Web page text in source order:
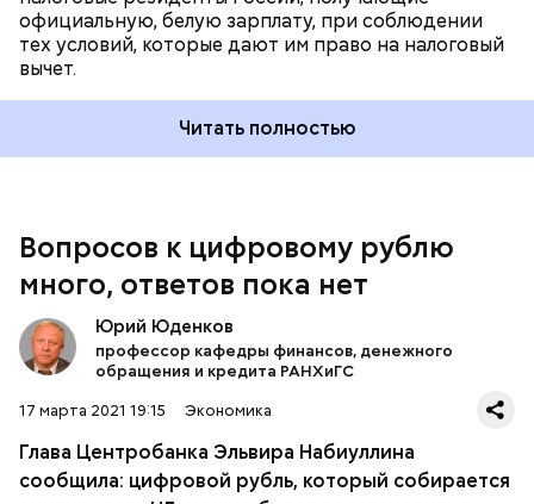
официальную, белую зарплату, при соблюдении
тех условий, которые дают им право на налоговый
вычет.
Читать полностью
Вопросов к цифровому рублю
много, ответов пока нет
Юрий Юденков
профессор кафедры финансов, денежного
обращения и кредита РАНХиГС
17 марта 2021 19:15
Экономика
Глава Центробанка Эльвира Набиуллина
сообщила: цифровой рубль, который собирается
Факт отсутствия какой-либо системы защиты от
мошенничества при восстановлении утраченных
цифровых рублей подтвердила и сама Эльвира
Набиуллина. В общем, в истории с цифровым
рублем вопросов на данный момент куда больше,
чем ответов.